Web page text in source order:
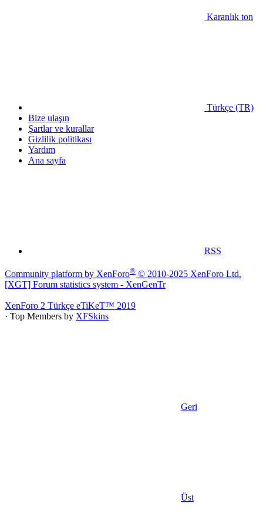
Karanlık ton
Türkçe (TR)
Bize ulaşın
Şartlar ve kurallar
Gizlilik politikası
Yardım
Ana sayfa
RSS
Community platform by XenForo® © 2010-2025 XenForo Ltd.
[XGT] Forum statistics system - XenGenTr
XenForo 2 Türkçe eTiKeT™ 2019
· Top Members by XFSkins
Geri
Üst